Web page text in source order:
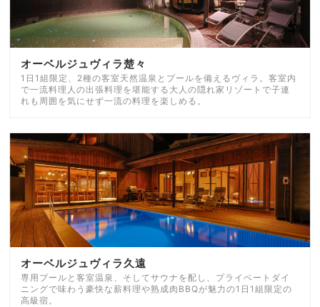
オーベルジュヴィラ楚々
1日1組限定、2種の客室天然温泉とプールを備えるヴィラ。客室内
で一流料理人の出張料理を堪能する大人の隠れ家リゾートで子連
れも周囲を気にせず一流の料理を楽しめる。
オーベルジュヴィラ久遠
専用プールと客室温泉、そしてサウナを配し、プライベートダイ
ニングで味わう豪快な薪料理や熟成肉BBQが魅力の1日1組限定の
高級宿。